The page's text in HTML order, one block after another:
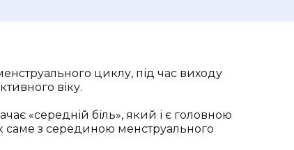
циклу, під час виходу
віку.
«середній біль», який і є головною
саме з серединою менструального